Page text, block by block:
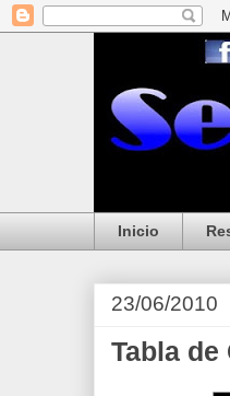
Inicio
23/06/2010
Tabla de